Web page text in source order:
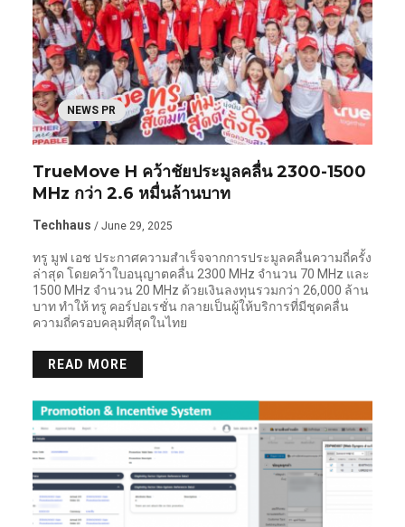
NEWS PR
TrueMove H คว้าชัยประมูลคลื่น 2300-1500
MHz กว่า 2.6 หมื่นล้านบาท
Techhaus / June 29, 2025
ทรู มูฟ เอช ประกาศความสำเร็จจากการประมูลคลื่นความถี่ครั้ง
ล่าสุด โดยคว้าใบอนุญาตคลื่น 2300 MHz จำนวน 70 MHz และ
1500 MHz จำนวน 20 MHz ด้วยเงินลงทุนรวมกว่า 26,000 ล้าน
บาท ทำให้ ทรู คอร์ปอเรชั่น กลายเป็นผู้ให้บริการที่มีชุดคลื่น
ความถี่ครอบคลุมที่สุดในไทย
READ MORE